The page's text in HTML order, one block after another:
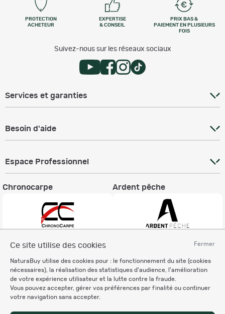
Fermer
Ce site utilise des cookies
NaturaBuy utilise des cookies pour : le fonctionnement du site (cookies
nécessaires), la réalisation des statistiques d'audience, l'amélioration
de votre expérience utilisateur et la lutte contre la fraude.
Vous pouvez accepter, gérer vos préférences par finalité ou continuer
votre navigation sans accepter.
PROTECTION
ACHETEUR
EXPERTISE
& CONSEIL
PRIX BAS &
PAIEMENT EN PLUSIEURS
FOIS
Suivez-nous sur les réseaux sociaux
Services et garanties
Besoin d'aide
Espace Professionnel
Chronocarpe Ardent pêche
Charte éthique
Mentions légales
Règlement & Conditions d'utilisation
Politique de protection
des données personnelles